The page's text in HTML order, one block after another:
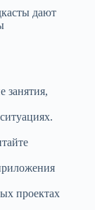
дают
занятия,
проектах